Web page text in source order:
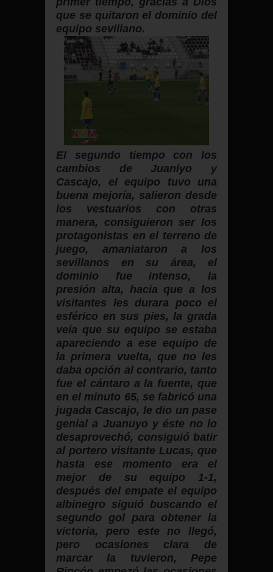
que se quitaron el dominio del
equipo sevillano.
El segundo tiempo con los
cambios de Juaniyo y
Cascajo, el equipo tuvo una
buena mejoría, salieron desde
los vestuarios con otras
manera, consiguieron ser los
protagonistas en el terreno de
juego, amaniataron a los
sevillanos en su área, el
dominio fue intenso, la
presión alta, hacia que a los
visitantes les durara poco el
esférico en sus pies, la grada
veía que su equipo se estaba
apareciendo a ese equipo de
la primera vuelta, que no les
daba opción al contrario, tanto
fue el cántaro a la fuente, que
en el minuto 65, se fabricó una
jugada Cascajo, le dio un pase
genial a Juanuyo y éste no lo
desaprovechó, consiguió batir
al portero visitante Lucas, que
hasta ese momento era el
mejor de su equipo 1-1,
después del empate el equipo
albinegro siguió buscando el
segundo gol para obtener la
victoria, pero este no llegó,
pero ocasiones clara de
marcar la tuvieron, Pepe